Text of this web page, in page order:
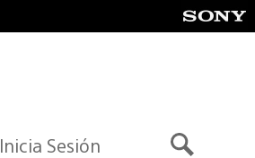
Inicia Sesión